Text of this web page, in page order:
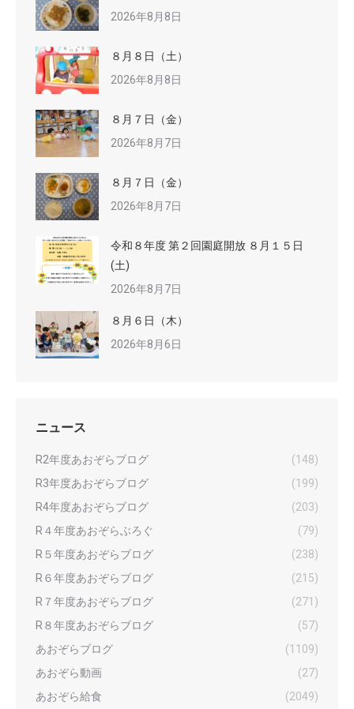
2026年8月8日
８月８日（土）
2026年8月8日
８月７日（金）
2026年8月7日
８月７日（金）
2026年8月7日
令和８年度 第２回園庭開放 ８月１５日
(土)
2026年8月7日
８月６日（木）
2026年8月6日
ニュース
R2年度あおぞらブログ
(148)
R3年度あおぞらブログ
(199)
R4年度あおぞらブログ
(203)
R４年度あおぞらぶろぐ
(79)
R５年度あおぞらブログ
(238)
R６年度あおぞらブログ
(215)
R７年度あおぞらブログ
(271)
R８年度あおぞらブログ
(57)
あおぞらブログ
(1109)
あおぞら動画
(27)
あおぞら給食
(2049)